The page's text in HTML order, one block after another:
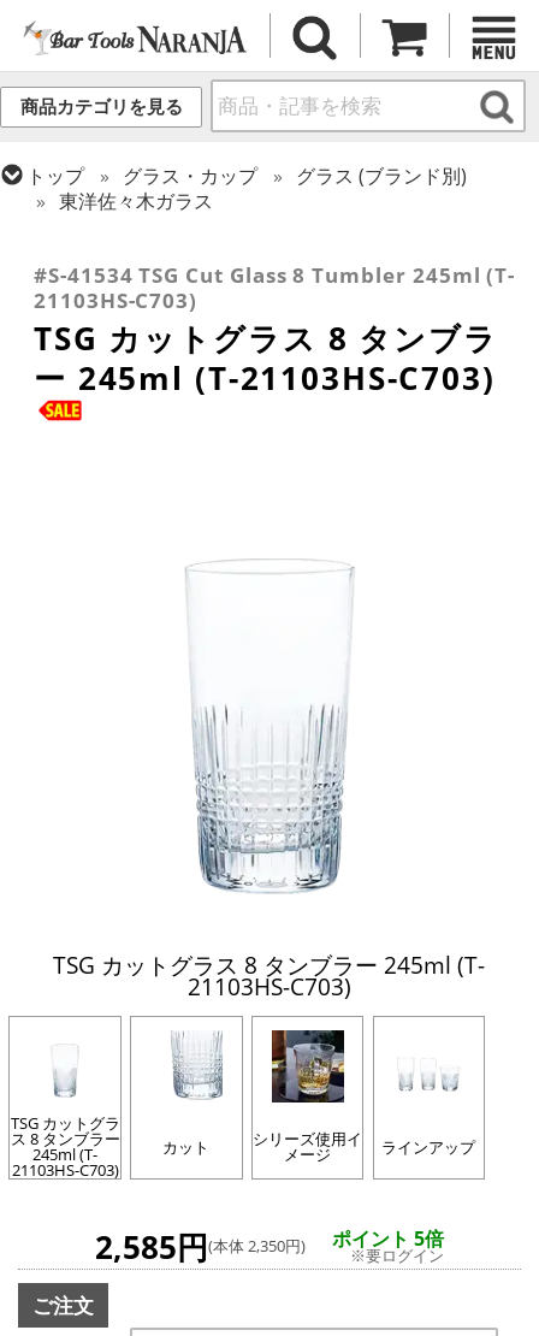
商品カテゴリを見る
トップ グラス・カップ
グラス (ブランド別)
東洋佐々木ガラス
タンブラー
#S-41534 TSG Cut Glass 8 Tumbler 245ml (T-
21103HS-C703)
TSG カットグラス 8 タンブラ
ー 245ml (T-21103HS-C703)
TSG カットグラス 8 タンブラー 245ml (T-
21103HS-C703)
TSG カットグラ
ス 8 タンブラー
245ml (T-
21103HS-C703)
カット シリーズ使用イ
メージ ラインアップ
2,585円(本体 2,350円) ポイント 5倍
※要ログイン
ご注文